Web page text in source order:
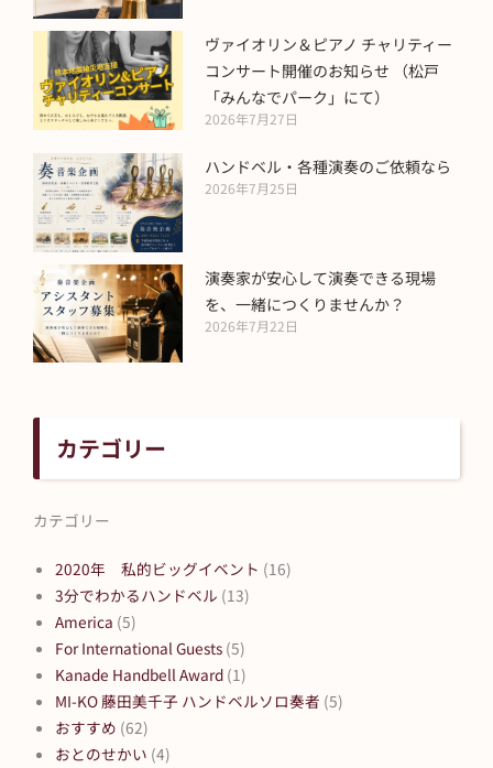
ヴァイオリン＆ピアノ チャリティー
コンサート開催のお知らせ （松戸
「みんなでパーク」にて）
2026年7月27日
ハンドベル・各種演奏のご依頼なら
2026年7月25日
演奏家が安心して演奏できる現場
を、一緒につくりませんか？
2026年7月22日
カテゴリー
カテゴリー
2020年 私的ビッグイベント (16)
3分でわかるハンドベル (13)
America (5)
For International Guests (5)
Kanade Handbell Award (1)
MI-KO 藤田美千子 ハンドベルソロ奏者 (5)
おすすめ (62)
おとのせかい (4)